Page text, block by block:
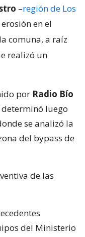
–región de Los
en el
comuna, a raíz
realizó un
por Radio Bío
luego
se analizó la
del bypass de
de las
del Ministerio